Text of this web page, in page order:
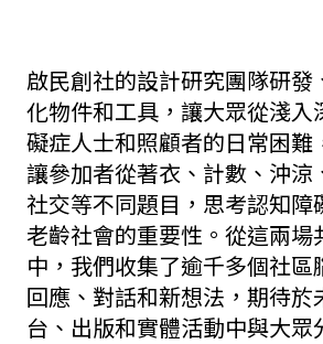
啟民創社的設計研究團隊研發
化物件和工具，讓大眾從淺入
礙症人士和照顧者的日常困難
讓參加者從著衣、計數、沖涼
社交等不同題目，思考認知障
老齡社會的重要性。從這兩場
中，我們收集了逾千多個社區
回應、對話和新想法，期待於
台、出版和實體活動中與大眾